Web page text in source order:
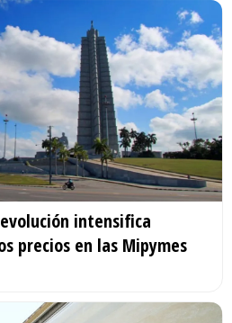
intensifica
precios en las Mipymes